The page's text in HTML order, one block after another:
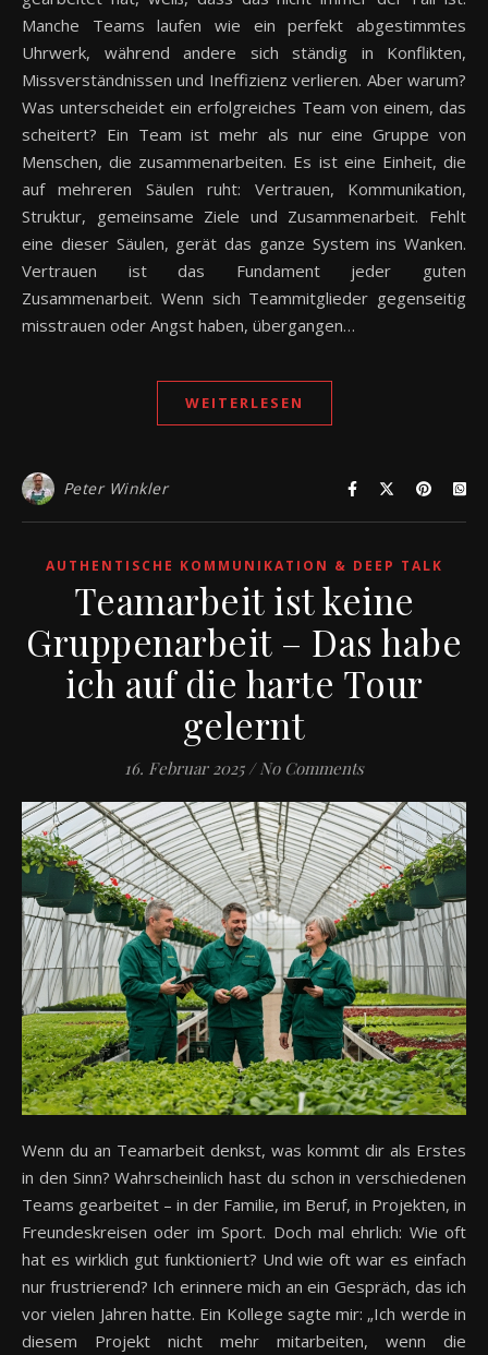
Manche Teams laufen wie ein perfekt abgestimmtes
Uhrwerk, während andere sich ständig in Konflikten,
Missverständnissen und Ineffizienz verlieren. Aber warum?
Was unterscheidet ein erfolgreiches Team von einem, das
scheitert? Ein Team ist mehr als nur eine Gruppe von
Menschen, die zusammenarbeiten. Es ist eine Einheit, die
auf mehreren Säulen ruht: Vertrauen, Kommunikation,
Struktur, gemeinsame Ziele und Zusammenarbeit. Fehlt
eine dieser Säulen, gerät das ganze System ins Wanken.
Vertrauen ist das Fundament jeder guten
Zusammenarbeit. Wenn sich Teammitglieder gegenseitig
misstrauen oder Angst haben, übergangen…
WEITERLESEN
Peter Winkler
AUTHENTISCHE KOMMUNIKATION & DEEP TALK
Teamarbeit ist keine
Gruppenarbeit – Das habe
ich auf die harte Tour
gelernt
16. Februar 2025 / No Comments
Wenn du an Teamarbeit denkst, was kommt dir als Erstes
in den Sinn? Wahrscheinlich hast du schon in verschiedenen
Teams gearbeitet – in der Familie, im Beruf, in Projekten, in
Freundeskreisen oder im Sport. Doch mal ehrlich: Wie oft
hat es wirklich gut funktioniert? Und wie oft war es einfach
nur frustrierend? Ich erinnere mich an ein Gespräch, das ich
vor vielen Jahren hatte. Ein Kollege sagte mir: „Ich werde in
diesem Projekt nicht mehr mitarbeiten, wenn die